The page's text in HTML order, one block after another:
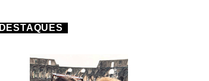
DESTAQUES